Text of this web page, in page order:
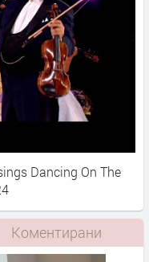
Dancing On The
Коментирани